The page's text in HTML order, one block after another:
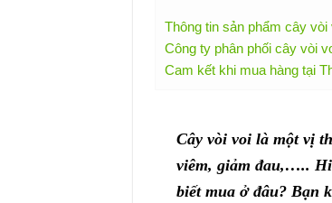
Thông tin sản phẩm cây vòi
Công ty phân phối cây vòi
Cam kết khi mua hàng tại
Cây vòi voi là một vị
viêm, giảm đau,…..
biết mua ở đâu? Bạn